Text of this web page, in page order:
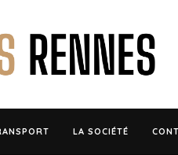
LA SOCIÉTÉ